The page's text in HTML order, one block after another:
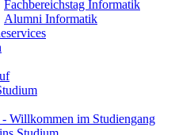
Fachbereichstag Informatik
Alumni Informatik
Willkommen im Studiengang